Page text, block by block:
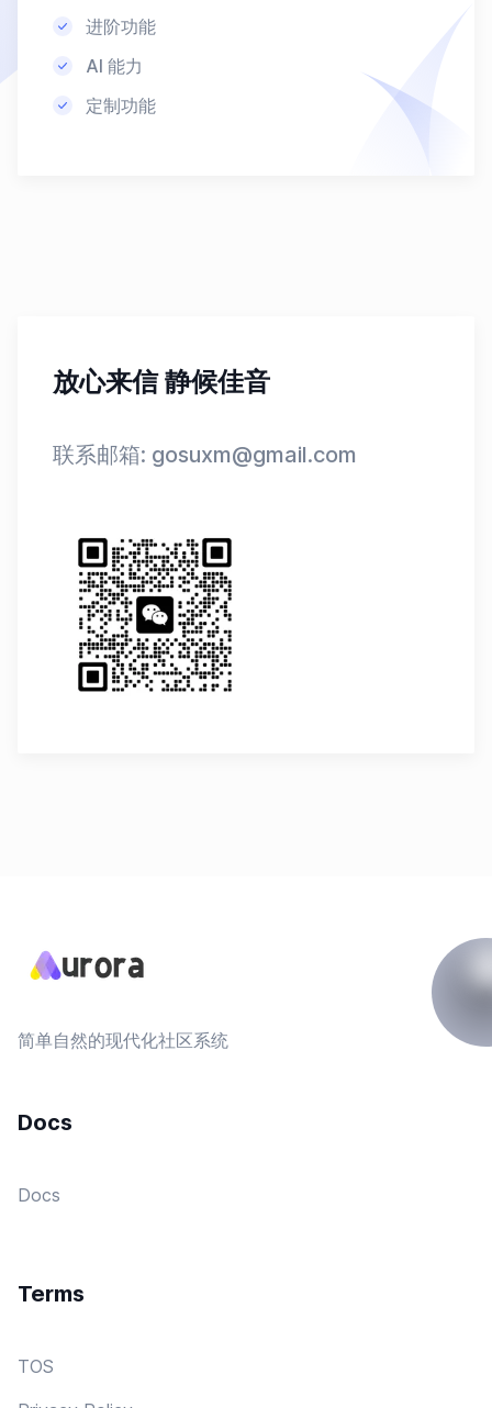
进阶功能
AI 能力
定制功能
放心来信 静候佳音
联系邮箱: gosuxm@gmail.com
简单自然的现代化社区系统
Docs
Docs
Terms
TOS